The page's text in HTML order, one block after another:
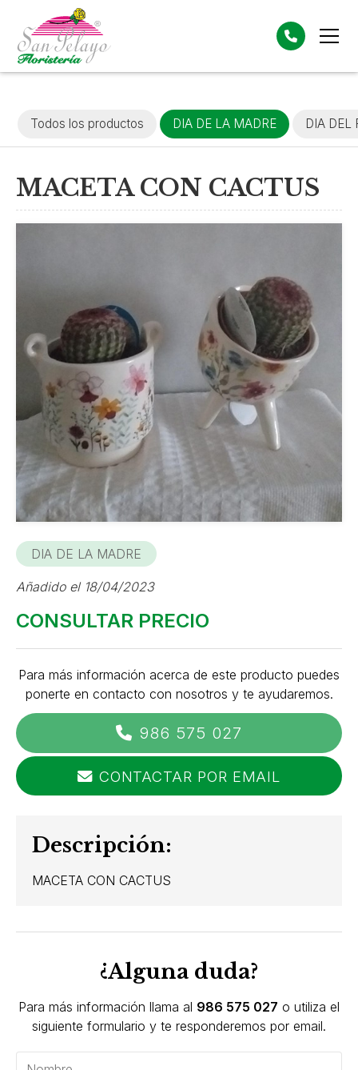
Todos los productos DIA DE LA MADRE DIA DEL
MACETA CON CACTUS
DIA DE LA MADRE
Añadido el 18/04/2023
CONSULTAR PRECIO
Para más información acerca de este producto puedes
ponerte en contacto con nosotros y te ayudaremos.
986 575 027
CONTACTAR POR EMAIL
Descripción:
MACETA CON CACTUS
¿Alguna duda?
Para más información llama al 986 575 027 o utiliza el
siguiente formulario y te responderemos por email.